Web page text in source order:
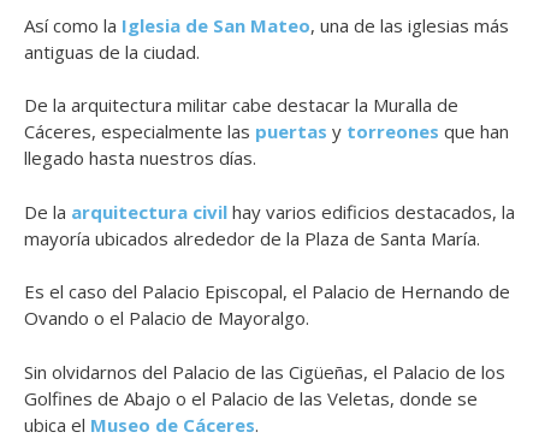
Así como la Iglesia de San Mateo, una de las iglesias más
antiguas de la ciudad.
De la arquitectura militar cabe destacar la Muralla de
Cáceres, especialmente las puertas y torreones que han
llegado hasta nuestros días.
De la arquitectura civil hay varios edificios destacados, la
mayoría ubicados alrededor de la Plaza de Santa María.
Es el caso del Palacio Episcopal, el Palacio de Hernando de
Ovando o el Palacio de Mayoralgo.
Sin olvidarnos del Palacio de las Cigüeñas, el Palacio de los
Golfines de Abajo o el Palacio de las Veletas, donde se
ubica el Museo de Cáceres.